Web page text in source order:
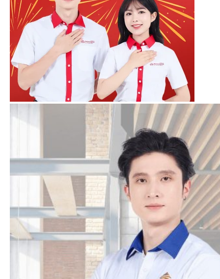
Bảng size chỉ mang tính chất tham
khảo. Ưu tiên thử size theo áo
thực tế (Mitu có bộ thử size riêng)
Ưu tiên chọn size thoải mái, ví dụ:
L/XL thì ưu tiên chọn size XL.
Liên hệ ngay đội ngũ của Mitu để
được hướng dẫn chọn size chính
xác nhất.
Bảng giá áo sơ mi (sản xuất theo yêu cầu)